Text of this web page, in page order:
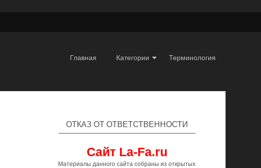
Главная Категории Терминология
ОТКАЗ ОТ ОТВЕТСТВЕННОСТИ
Сайт La-Fa.ru
Материалы данного сайта собраны из открытых